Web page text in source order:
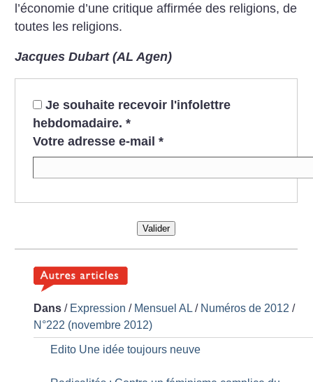
l’économie d’une critique affirmée des religions, de
toutes les religions.
Jacques Dubart (AL Agen)
Je souhaite recevoir l'infolettre
hebdomadaire. *
Votre adresse e-mail *
Valider
Dans / Expression / Mensuel AL / Numéros de 2012 /
N°222 (novembre 2012)
Edito Une idée toujours neuve